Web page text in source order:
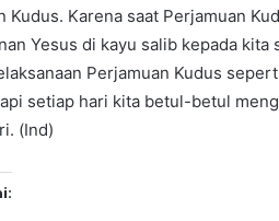
Kudus. Karena saat Perjamuan
Yesus di kayu salib kepada kita
Perjamuan Kudus
setiap hari kita betul-betul
(Ind)